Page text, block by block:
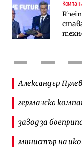
Александър Пулев
германска
завод за
министър на